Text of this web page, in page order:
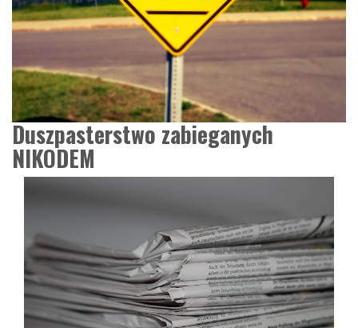
Duszpasterstwo zabieganych
NIKODEM